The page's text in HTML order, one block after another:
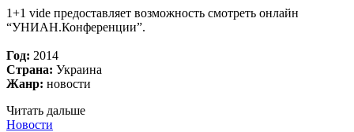
1+1 vide предоставляет возможность смотреть онлайн
“УНИАН.Конференции”.
Год: 2014
Страна: Украина
Жанр: новости
Читать дальше
Новости